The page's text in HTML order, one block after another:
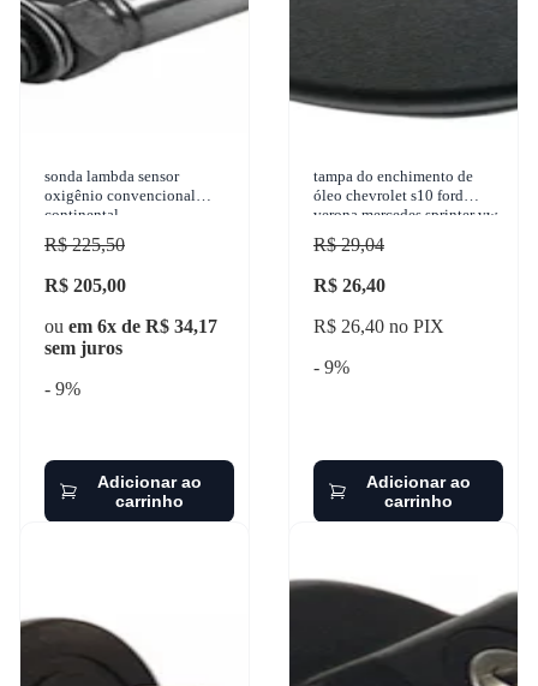
sonda lambda sensor
oxigênio convencional
continental
R$ 225,50
R$ 205,00
ou em 6x de R$ 34,17
sem juros
- 9%
Adicionar ao
carrinho
tampa do enchimento de
óleo chevrolet s10 ford
verona mercedes sprinter vw
golf passat 1968-2018
tanclick -
R$ 29,04
R$ 26,40
R$ 26,40 no PIX
- 9%
Adicionar ao
carrinho